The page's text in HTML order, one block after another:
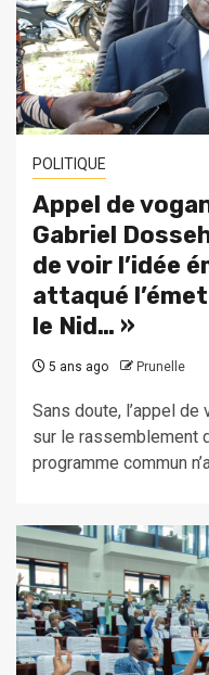
POLITIQUE
Appel de
Gabriel
de voir l’idée
attaqué
le Nid… »
5 ans ago Prunelle
Sans doute, l’appel
sur le rassemblement
programme commun